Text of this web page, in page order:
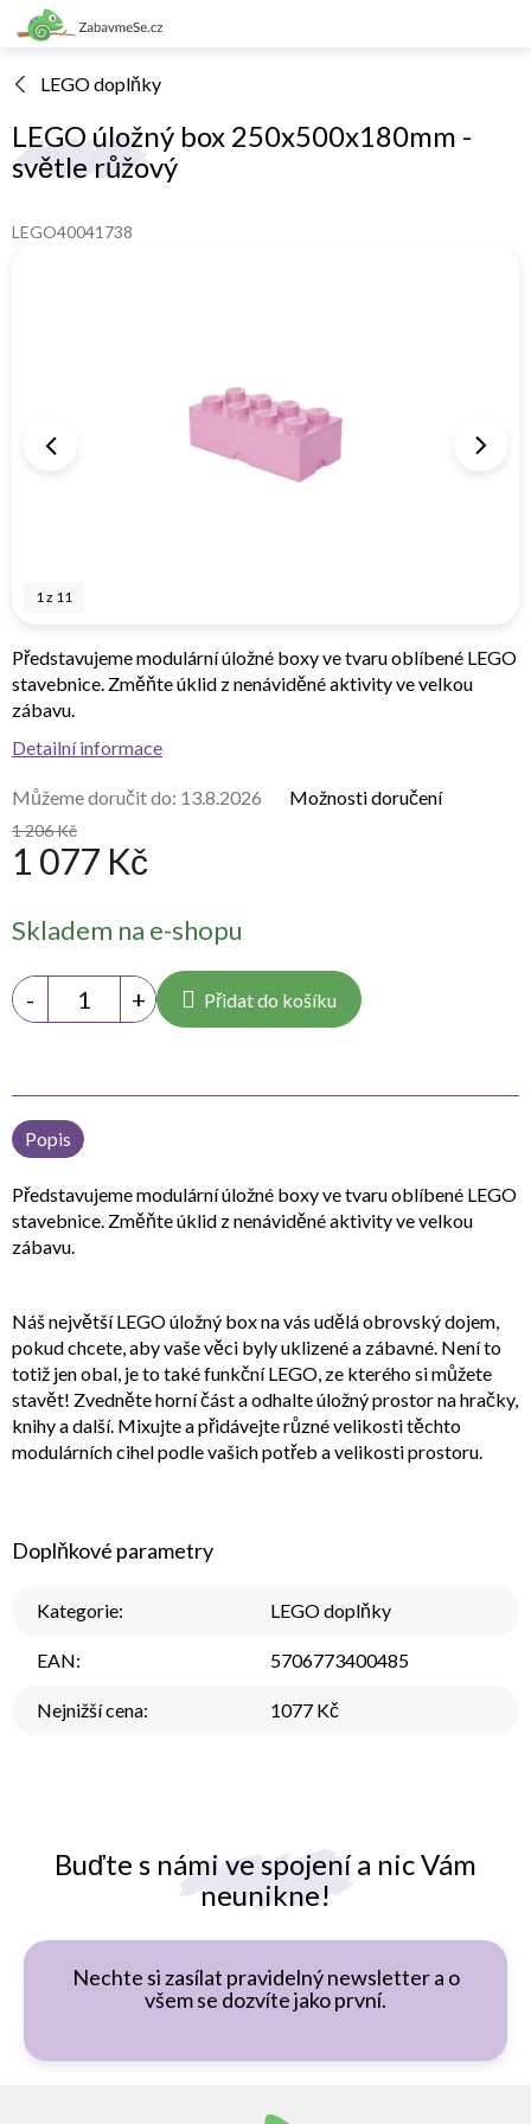
Přejít
na
LEGO doplňky
LEGO úložný box 250x500x180mm -
světle růžový
LEGO40041738
1z 11
1 206 Kč
1 077 Kč
cena:
Skladem na e-shopu
Můžeme doručit do: 13.8.2026 Možnosti doručení
Přidat do košíku
Představujeme modulární úložné boxy ve tvaru oblíbené LEGO
stavebnice. Změňte úklid z nenáviděné aktivity ve velkou
zábavu.
Detailní informace
Buďte s námi ve spojení a nic Vám
neunikne!
Nechte si zasílat pravidelný newsletter a o
všem se dozvíte jako první.
Popis
Představujeme modulární úložné boxy ve tvaru oblíbené LEGO
stavebnice. Změňte úklid z nenáviděné aktivity ve velkou
zábavu.
Náš největší LEGO úložný box na vás udělá obrovský dojem,
pokud chcete, aby vaše věci byly uklizené a zábavné. Není to
totiž jen obal, je to také funkční LEGO, ze kterého si můžete
stavět! Zvedněte horní část a odhalte úložný prostor na hračky,
knihy a další. Mixujte a přidávejte různé velikosti těchto
modulárních cihel podle vašich potřeb a velikosti prostoru.
Doplňkové parametry
Kategorie: LEGO doplňky
EAN: 5706773400485
Nejnižší cena: 1077 Kč